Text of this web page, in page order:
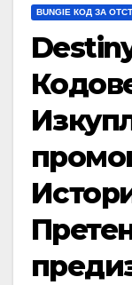
BUNGIE КОД ЗА